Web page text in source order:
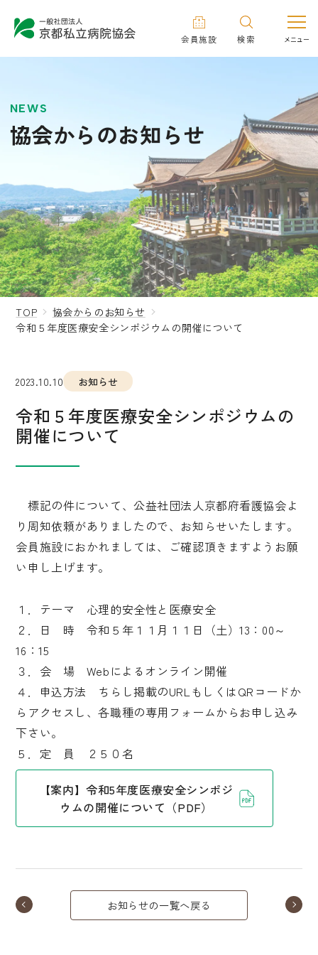
会員施設 検索
NEWS
協会からのお知らせ
TOP
協会からのお知らせ
令和５年度医療安全シンポジウムの開催について
2023.10.10 お知らせ
令和５年度医療安全シンポジウムの
開催について
標記の件について、公益社団法人京都府看護協会よ
り周知依頼がありましたので、お知らせいたします。
会員施設におかれましては、ご確認頂きますようお願
い申し上げます。
１．テーマ 心理的安全性と医療安全
２．日 時 令和５年１１月１１日（土）13：00～
16：15
３．会 場 Webによるオンライン開催
４．申込方法 ちらし掲載のURLもしくはQRコードか
らアクセスし、各職種の専用フォームからお申し込み
下さい。
５．定 員 ２５０名
【案内】令和5年度医療安全シンポジ
ウムの開催について（PDF）
お知らせの一覧へ戻る